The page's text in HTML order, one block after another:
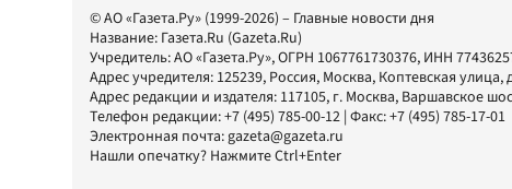
© АО «Газета.Ру» (1999-2026) – Главные новости дня
Название: Газета.Ru (Gazeta.Ru)
Учредитель:АО «Газета.Ру», ОГРН 1067761730376, ИНН
Адрес учредителя: 125239, Россия, Москва, Коптевская улица,
Адрес редакции и издателя: 117105, г. Москва, Варшавское
Телефон редакции:+7 (495) 785-00-12 | Факс:+7 (495) 785-17-01
Электронная почта:gazeta@gazeta.ru
Нашли опечатку? Нажмите Ctrl+Enter